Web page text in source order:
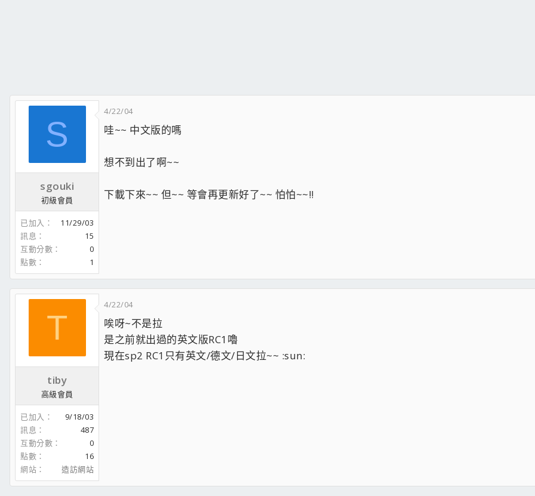
S
sgouki
初級會員
已加入
11/29/03
訊息
15
互動分數
0
點數
1
4/22/04
哇~~ 中文版的嗎
想不到出了啊~~
下載下來~~ 但~~ 等會再更新好了~~ 怕怕~~!!
T
tiby
高級會員
已加入
9/18/03
訊息
487
互動分數
0
點數
16
網站
造訪網站
4/22/04
唉呀~不是拉
是之前就出過的英文版RC1嚕
現在sp2 RC1只有英文/德文/日文拉~~ :sun: